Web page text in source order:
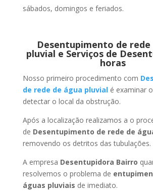
sábados, domingos e feriados.
Desentupimento de rede
pluvial e Serviços de
horas
Nosso primeiro procedimento com
de rede de água pluvialé examinar
detectar o local da obstrução.
Após a localização realizamos a o
de Desentupimento de rede de
removendo os detritos das tubulações.
A empresa Desentupidora Bairro
resolvemos o problema de
águas pluviais de imediato.